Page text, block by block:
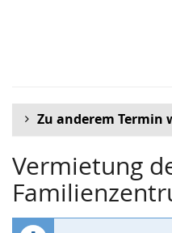
Zu anderem Termin
Vermietung